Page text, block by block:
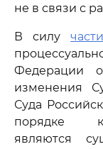
не в связи с
В силу
Федерации
изменения
Суда
порядке
являются